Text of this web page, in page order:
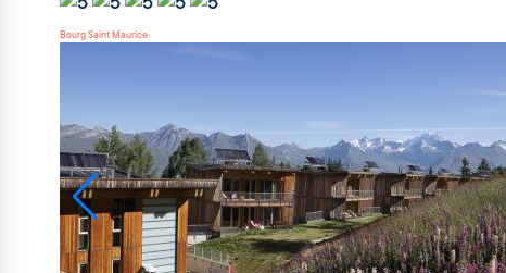
Bourg Saint Maurice